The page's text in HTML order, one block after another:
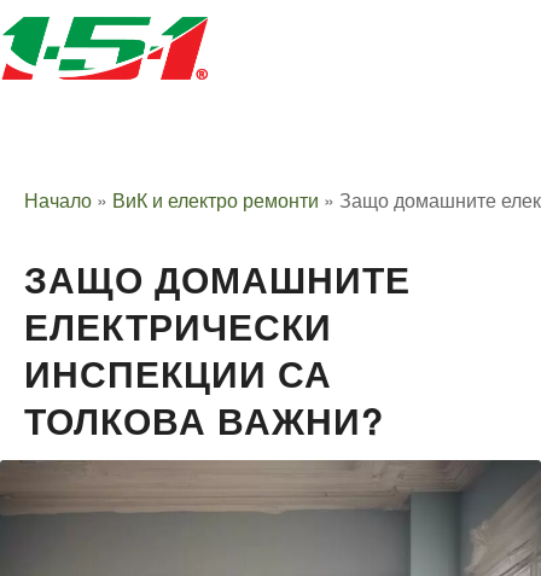
Начало » ВиК и електро ремонти » Защо домашните
ЗАЩО ДОМАШНИТЕ
ЕЛЕКТРИЧЕСКИ
ИНСПЕКЦИИ СА
ТОЛКОВА ВАЖНИ?